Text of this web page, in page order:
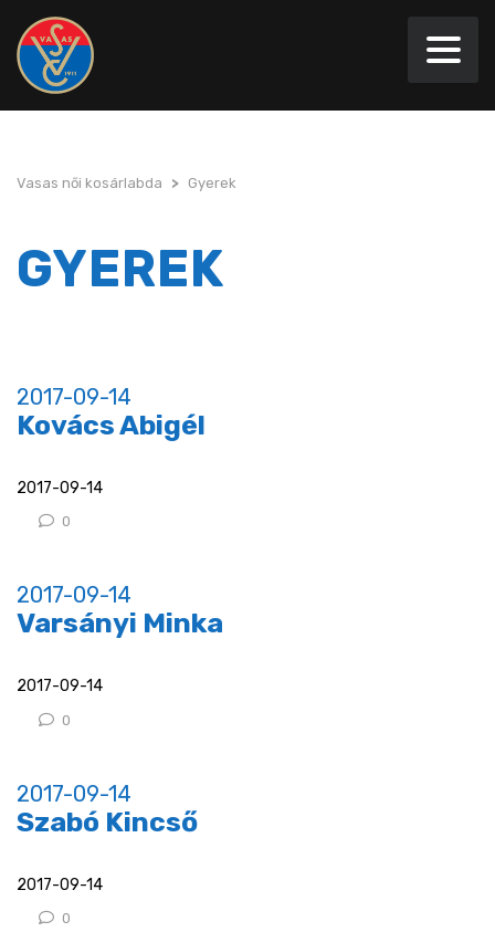
Vasas női kosárlabda > Gyerek
GYEREK
2017-09-14
Kovács Abigél
2017-09-14
0
2017-09-14
Varsányi Minka
2017-09-14
0
2017-09-14
Szabó Kincső
2017-09-14
0